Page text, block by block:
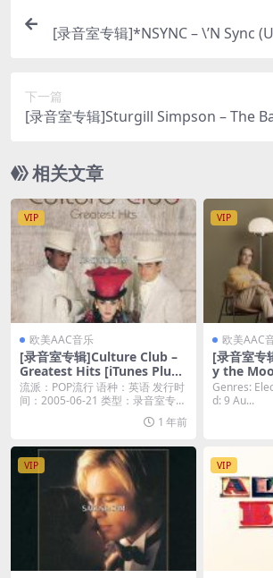
[录音室专辑]*NSYNC – \’N Sync
下一篇
[录音室专辑]Sturgill Simpson – The
相关文章
VIP
欧美AAC音乐
[录音室专辑]Culture Club –
Greatest Hits [iTunes Plus
M4A]
流派：POP流行 语种：英语 发行时
间：2005-06-21 类型：录音室专辑
1 年前
VIP
欧美AAC
[录音室专
y the
4A]
Genres:
d: 9 Au...
VIP VIP